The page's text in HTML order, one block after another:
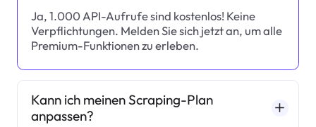
Ja, 1.000 API-Aufrufe sind kostenlos! Keine
Verpflichtungen. Melden Sie sich jetzt an, um alle
Premium-Funktionen zu erleben.
Kann ich meinen Scraping-Plan
anpassen?